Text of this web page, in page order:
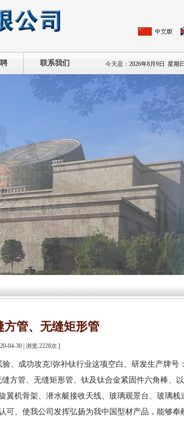
联系我们 今天是： 2026年8月9日 星期日
方管、无缝矩形管
04-30 | 浏览:2228次 ]
、成功攻克!弥补钛行业这项空白、研发生产牌号
方管、无缝矩形管、钛及钛合金紧固件六角棒、
翼机骨架、潜水艇接收天线、玻璃观景台、玻璃栈
可、使我公司发挥弘扬为我中国型材产品，能够奉